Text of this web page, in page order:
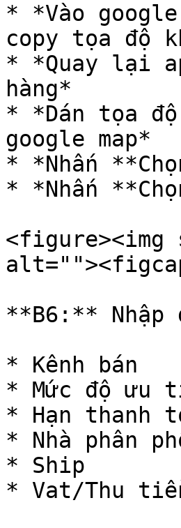
* *Vào
copy tọa độ
* *Quay lại
hàng*
* *Dán tọa
google map*
* *Nhấn
* *Nhấn
<figure><img
**B6:** Nhập
* Kênh bán
* Mức độ ưu
* Hạn thanh
* Nhà phân
* Ship
* Vat/Thu